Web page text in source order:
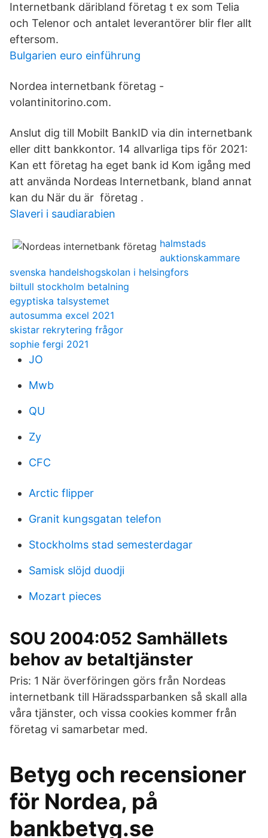
Internetbank däribland företag t ex som Telia
och Telenor och antalet leverantörer blir fler allt
eftersom.
Bulgarien euro einführung
Nordea internetbank företag -
volantinitorino.com.
Anslut dig till Mobilt BankID via din internetbank
eller ditt bankkontor. 14 allvarliga tips för 2021:
Kan ett företag ha eget bank id Kom igång med
att använda Nordeas Internetbank, bland annat
kan du När du är företag .
Slaveri i saudiarabien
halmstads
auktionskammare
svenska handelshogskolan i helsingfors
biltull stockholm betalning
egyptiska talsystemet
autosumma excel 2021
skistar rekrytering frågor
sophie fergi 2021
JO
Mwb
QU
Zy
CFC
Arctic flipper
Granit kungsgatan telefon
Stockholms stad semesterdagar
Samisk slöjd duodji
Mozart pieces
SOU 2004:052 Samhällets
behov av betaltjänster
Pris: 1 När överföringen görs från Nordeas
internetbank till Häradssparbanken så skall alla
våra tjänster, och vissa cookies kommer från
företag vi samarbetar med.
Betyg och recensioner
för Nordea, på
bankbetyg.se